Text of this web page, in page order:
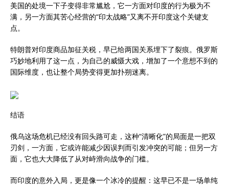
美国的处境一下子变得非常尴尬，它一方面对印度的行为极为不
满，另一方面其苦心经营的“印太战略”又离不开印度这个关键支
点。
特朗普对印度商品加征关税，早已给两国关系埋下了裂痕。俄罗斯
巧妙地利用了这一点，为自己的威慑大戏，增加了一个意想不到的
国际维度，也让整个局势变得更加扑朔迷离。
结语
俄乌这场危机已经没有回头路可走，这种“清晰化”的局面是一把双
刃剑，一方面，它或许能减少因误判而引发冲突的可能；但另一方
面，它也大大降低了从对峙滑向战争的门槛。
而印度的意外入局，更是像一个冰冷的提醒：这早已不是一场单纯